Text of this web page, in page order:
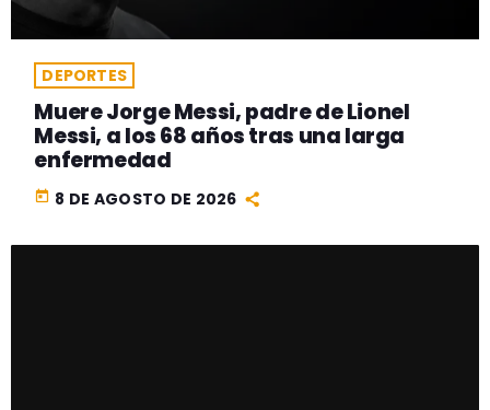
DEPORTES
Muere Jorge Messi, padre de Lionel
Messi, a los 68 años tras una larga
enfermedad
today 8 DE AGOSTO DE 2026